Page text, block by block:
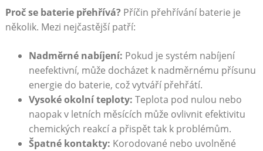
Proč se baterie přehřívá? Příčin přehřívání ​baterie ​je
několik. Mezi ‍nejčastější patří:
Nadměrné nabíjení: Pokud ‍je systém nabíjení
neefektivní, ⁣může​ docházet k nadměrnému přísunu
energie do ⁢baterie, což vytváří přehřátí.
Vysoké okolní teploty: Teplota ⁣pod nulou nebo
naopak v letních měsících může ovlivnit​ efektivitu
chemických reakcí‍ a přispět tak k problémům.
Špatné kontakty: Korodované nebo uvolněné